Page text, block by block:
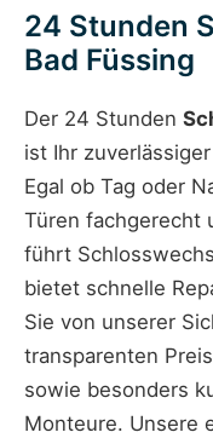
24 Stunden
Bad Füssing
Der 24 Stunden
ist Ihr
Egal ob Tag oder
Türen fachgerecht
führt
bietet schnelle
Sie von unserer
transparenten
sowie besonders
Monteure. Unsere